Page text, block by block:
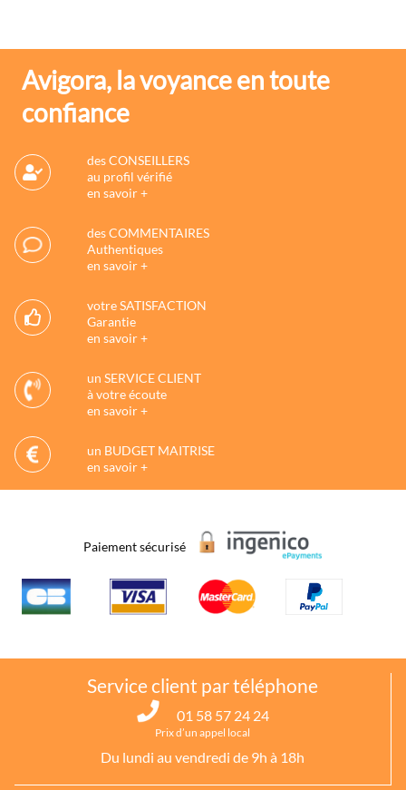
Avigora, la voyance en toute
confiance
des CONSEILLERS
au profil vérifié
en savoir +
des COMMENTAIRES
Authentiques
en savoir +
votre SATISFACTION
Garantie
en savoir +
un SERVICE CLIENT
à votre écoute
en savoir +
un BUDGET MAITRISE
en savoir +
Paiement sécurisé
Service client par téléphone
01 58 57 24 24
Prix d’un appel local
Du lundi au vendredi de 9h à 18h